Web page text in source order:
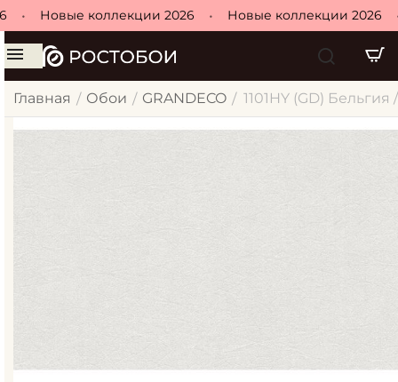
Новые коллекции 2026 Новые коллекции 2026
Главная / Обои / GRANDECO / 1101HY (GD)